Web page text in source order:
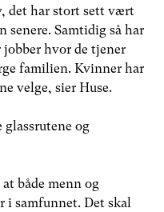
det har stort sett vært
Samtidig så har
hvor de tjener
familien. Kvinner har
velge, sier Huse.
og
både menn og
i samfunnet. Det skal